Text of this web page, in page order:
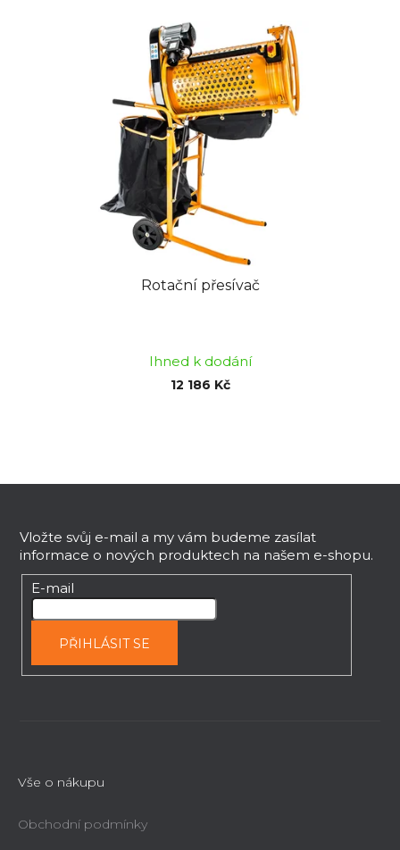
Rotační přesívač
hodnocení
produktu
Ihned k dodání
12 186 Kč
Vložte svůj e-mail a my vám budeme zasílat
informace o nových produktech na našem e-shopu.
E-mail
PŘIHLÁSIT SE
Vše o nákupu
Obchodní podmínky